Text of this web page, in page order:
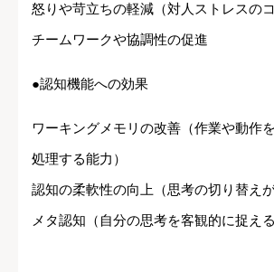
怒りや苛立ちの軽減（対人ストレスの
チームワークや協調性の促進
●認知機能への効果
ワーキングメモリの改善（作業や動作
処理する能力）
認知の柔軟性の向上（思考の切り替え
メタ認知（自分の思考を客観的に捉え